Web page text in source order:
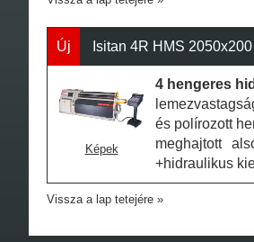
Új Isitan 4R HMS
Képek
4 hengeres
és polírozott
meghajtott
+hidraulikus
Vissza a lap tetejére